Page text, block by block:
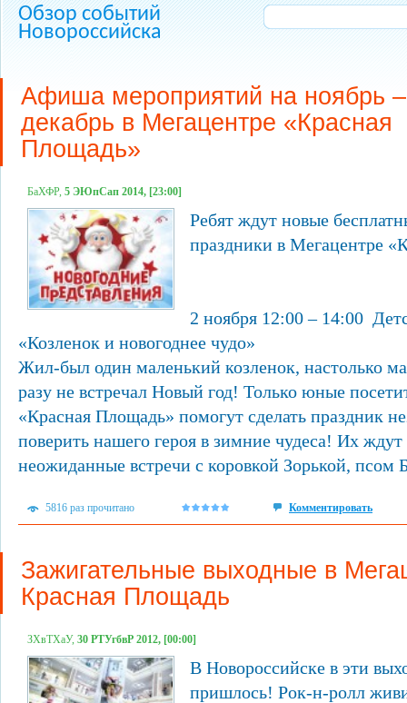
Обзор событий
Новороссийска
Афиша мероприятий на ноябрь –
декабрь в Мегацентре «Красная
Площадь»
БаХФР, 5 ЭЮпСап 2014, [23:00]
Ребят ждут новые
праздники в Мегацентре
2 ноября 12:00 – 14:00
«Козленок и новогоднее чудо»
Жил-был один маленький козленок, настолько
разу не встречал Новый год! Только юные
«Красная Площадь» помогут сделать праздник
поверить нашего героя в зимние чудеса! Их ждут
неожиданные встречи с коровкой Зорькой, псом
5816 раз прочитано Комментировать
Зажигательные выходные в
Красная Площадь
ЗХвТХаУ, 30 РТУгбвР 2012, [00:00]
В Новороссийске в эти
пришлось! Рок-н-ролл